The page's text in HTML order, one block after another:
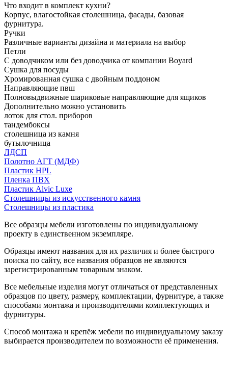
Что входит в комплект кухни?
Корпус, влагостойкая столешница, фасады, базовая
фурнитура.
Ручки
Различные варианты дизайна и материала на выбор
Петли
С доводчиком или без доводчика от компании Boyard
Сушка для посуды
Хромированная сушка с двойным поддоном
Направляющие пвш
Полновыдвижные шариковые направляющие для ящиков
Дополнительно можно установить
лоток для стол. приборов
тандембоксы
столешница из камня
бутылочница
ЛДСП
Полотно АГТ (МДФ)
Пластик HPL
Пленка ПВХ
Пластик Alvic Luxe
Столешницы из искусственного камня
Столешницы из пластика
Все образцы мебели изготовлены по индивидуальному
проекту в единственном экземпляре.
Образцы имеют названия для их различия и более быстрого
поиска по сайту, все названия образцов не являются
зарегистрированным товарным знаком.
Все мебельные изделия могут отличаться от представленных
образцов по цвету, размеру, комплектации, фурнитуре, а также
способами монтажа и производителями комплектующих и
фурнитуры.
Способ монтажа и крепёж мебели по индивидуальному заказу
выбирается производителем по возможности её применения.